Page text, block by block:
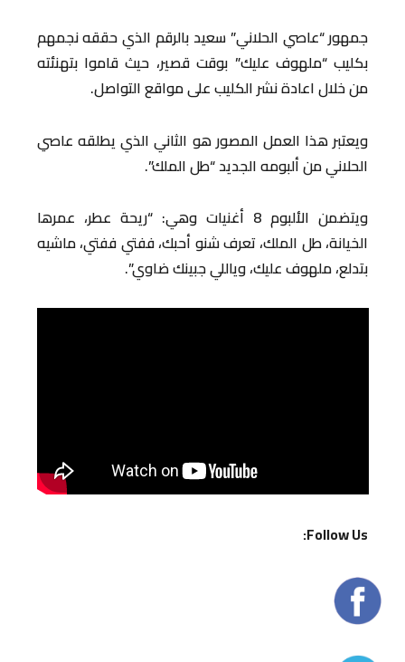
جمهور “عاصي الحلاني” سعيد بالرقم الذي حققه نجمهم
بكليب “ملهوف عليك” بوقت قصير، حيث قاموا بتهنئته
من خلال اعادة نشر الكليب على مواقع التواصل.
ويعتبر هذا العمل المصور هو الثاني الذي يطلقه عاصي
الحلاني من ألبومه الجديد “طل الملك”.
ويتضمن الألبوم 8 أغنيات وهي: “ريحة عطر، عمرها
الخيانة، طل الملك، تعرف شنو أحبك، ففتي ففتي، ماشيه
بتدلع، ملهوف عليك، وياللي جبينك ضاوي”.
Follow Us: